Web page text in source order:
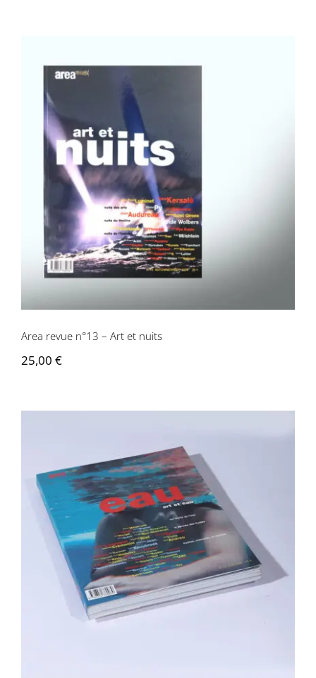
Area revue n°13 – Art et nuits
Area revue n°13 – Art et nuits
25,00 €
Area revue n°12 – Eau